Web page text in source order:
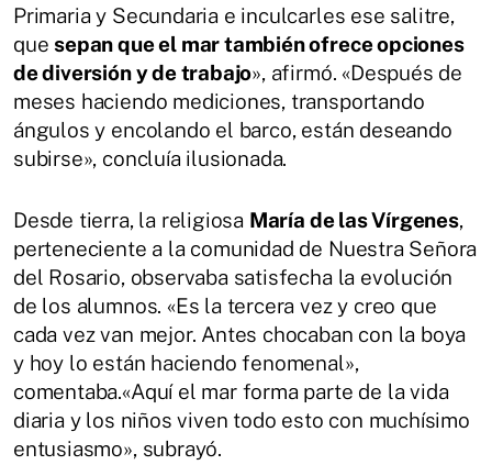
Primaria y Secundaria e inculcarles ese salitre,
quesepan que el mar también ofrece opciones
de diversión y de trabajo», afirmó. «Después de
meses haciendo mediciones, transportando
ángulos y encolando el barco, están deseando
subirse», concluía ilusionada.
Desde tierra, la religiosa María de las Vírgenes,
perteneciente a la comunidad de Nuestra Señora
del Rosario, observaba satisfecha la evolución
de los alumnos. «Es la tercera vez y creo que
cada vez van mejor. Antes chocaban con la boya
y hoy lo están haciendo fenomenal»,
comentaba.«Aquí el mar forma parte de la vida
diaria y los niños viven todo esto con muchísimo
entusiasmo», subrayó.